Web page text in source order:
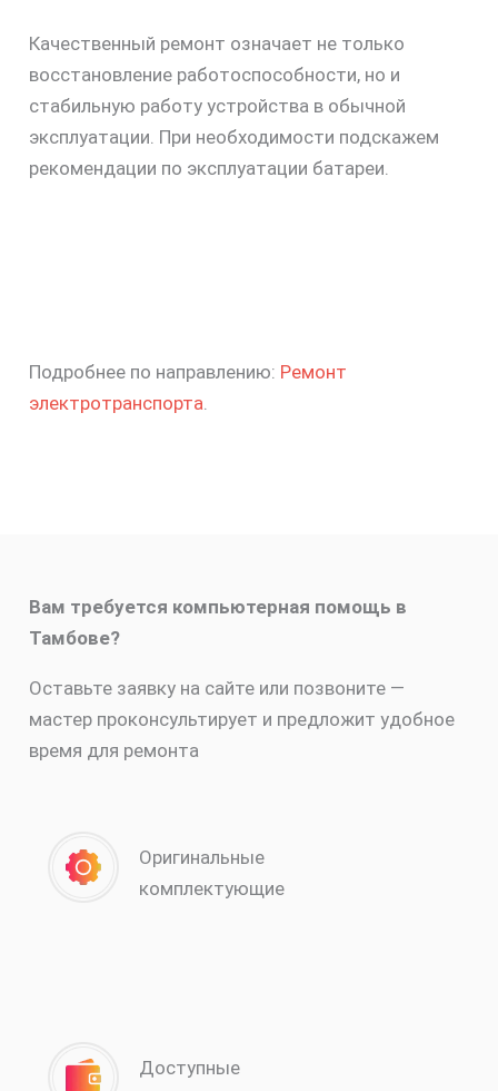
Качественный ремонт означает не только
восстановление работоспособности, но и
стабильную работу устройства в обычной
эксплуатации. При необходимости подскажем
рекомендации по эксплуатации батареи.
Подробнее по направлению: Ремонт
электротранспорта
Вам требуется компьютерная помощь в
Тамбове?
Оставьте заявку на сайте или позвоните —
мастер проконсультирует и предложит удобное
время для ремонта
Оригинальные
комплектующие
Доступные